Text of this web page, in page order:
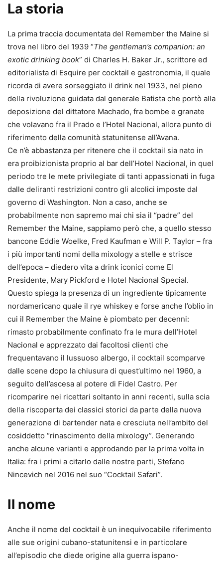
La storia
La prima traccia documentata del Remember the Maine si
trova nel libro del 1939 “The gentleman’s companion: an
exotic drinking book” di Charles H. Baker Jr., scrittore ed
editorialista di Esquire per cocktail e gastronomia, il quale
ricorda di avere sorseggiato il drink nel 1933, nel pieno
della rivoluzione guidata dal generale Batista che portò alla
deposizione del dittatore Machado, fra bombe e granate
che volavano fra il Prado e l’Hotel Nacional, allora punto di
riferimento della comunità statunitense all’Avana.
Ce n’è abbastanza per ritenere che il cocktail sia nato in
era proibizionista proprio al bar dell’Hotel Nacional, in quel
periodo tre le mete privilegiate di tanti appassionati in fuga
dalle deliranti restrizioni contro gli alcolici imposte dal
governo di Washington. Non a caso, anche se
probabilmente non sapremo mai chi sia il “padre” del
Remember the Maine, sappiamo però che, a quello stesso
bancone Eddie Woelke, Fred Kaufman e Will P. Taylor – fra
i più importanti nomi della mixology a stelle e strisce
dell’epoca – diedero vita a drink iconici come El
Presidente, Mary Pickford e Hotel Nacional Special.
Questo spiega la presenza di un ingrediente tipicamente
nordamericano quale il rye whiskey e forse anche l’oblio in
cui il Remember the Maine è piombato per decenni:
rimasto probabilmente confinato fra le mura dell’Hotel
Nacional e apprezzato dai facoltosi clienti che
frequentavano il lussuoso albergo, il cocktail scomparve
dalle scene dopo la chiusura di quest’ultimo nel 1960, a
seguito dell’ascesa al potere di Fidel Castro. Per
ricomparire nei ricettari soltanto in anni recenti, sulla scia
della riscoperta dei classici storici da parte della nuova
generazione di bartender nata e cresciuta nell’ambito del
cosiddetto “rinascimento della mixology”. Generando
anche alcune varianti e approdando per la prima volta in
Italia: fra i primi a citarlo dalle nostre parti, Stefano
Nincevich nel 2016 nel suo “Cocktail Safari”.
Il nome
Anche il nome del cocktail è un inequivocabile riferimento
alle sue origini cubano-statunitensi e in particolare
all’episodio che diede origine alla guerra ispano-